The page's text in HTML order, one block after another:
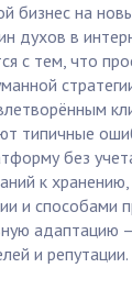
бизнес на
духов в
с тем, что
типичные
без
к
и способами
адаптацию
и репутации.